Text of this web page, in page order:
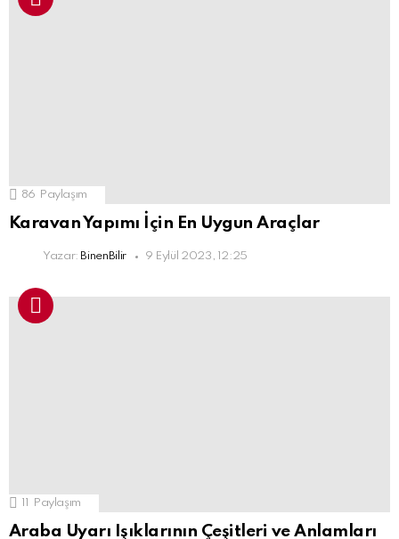
86 Paylaşım
Karavan Yapımı İçin En Uygun Araçlar
Yazar: BinenBilir 9 Eylül 2023, 12:25
11 Paylaşım
Araba Uyarı Işıklarının Çeşitleri ve Anlamları